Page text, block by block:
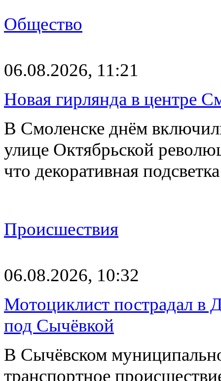
Общество
06.08.2026, 11:21
Новая гирлянда в центре
В Смоленске днём
улице Октябрьской
что декоративная
Происшествия
06.08.2026, 10:32
Мотоциклист пострадал в
под Сычёвкой
В Сычёвском
транспортное